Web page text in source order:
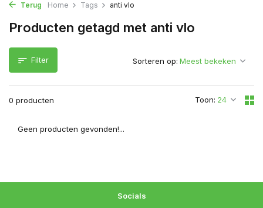
Terug Home Tags anti vlo
Producten getagd met anti vlo
Filter
0 producten Toon:
Sorteren op:
Geen producten gevonden!...
Socials